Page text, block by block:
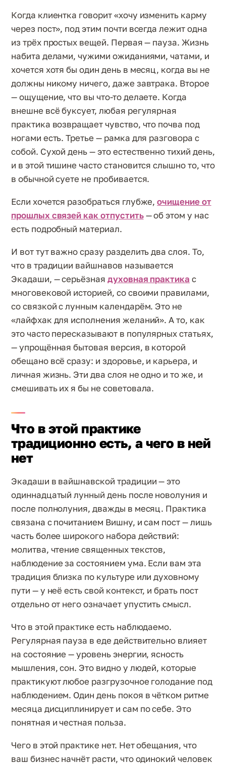
Когда клиентка говорит «хочу изменить карму
через пост», под этим почти всегда лежит одна
из трёх простых вещей. Первая — пауза. Жизнь
набита делами, чужими ожиданиями, чатами, и
хочется хотя бы один день в месяц, когда вы не
должны никому ничего, даже завтрака. Второе
— ощущение, что вы что-то делаете. Когда
внешне всё буксует, любая регулярная
практика возвращает чувство, что почва под
ногами есть. Третье — рамка для разговора с
собой. Сухой день — это естественно тихий день,
и в этой тишине часто становится слышно то, что
в обычной суете не пробивается.
Если хочется разобраться глубже,очищение от
прошлых связей как отпустить— об этом у нас
есть подробный материал.
И вот тут важно сразу разделить два слоя. То,
что в традиции вайшнавов называется
Экадаши, — серьёзная духовная практика с
многовековой историей, со своими правилами,
со связкой с лунным календарём. Это не
«лайфхак для исполнения желаний». А то, как
это часто пересказывают в популярных статьях,
— упрощённая бытовая версия, в которой
обещано всё сразу: и здоровье, и карьера, и
личная жизнь. Эти два слоя не одно и то же, и
смешивать их я бы не советовала.
Что в этой практике
традиционно есть, а чего в ней
нет
Экадаши в вайшнавской традиции — это
одиннадцатый лунный день после новолуния и
после полнолуния, дважды в месяц. Практика
связана с почитанием Вишну, и сам пост — лишь
часть более широкого набора действий:
молитва, чтение священных текстов,
наблюдение за состоянием ума. Если вам эта
традиция близка по культуре или духовному
пути — у неё есть свой контекст, и брать пост
отдельно от него означает упустить смысл.
Что в этой практике есть наблюдаемо.
Регулярная пауза в еде действительно влияет
на состояние — уровень энергии, ясность
мышления, сон. Это видно у людей, которые
практикуют любое разгрузочное голодание под
наблюдением. Один день покоя в чётком ритме
месяца дисциплинирует и сам по себе. Это
понятная и честная польза.
Чего в этой практике нет. Нет обещания, что
ваш бизнес начнёт расти, что одинокий человек